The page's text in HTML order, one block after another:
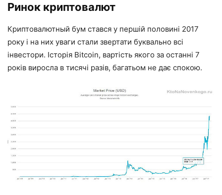
Ринок криптовалют
Криптовалютный бум стався у першій половині 2017
року і на них уваги стали звертати буквально всі
інвестори. Історія Bitcoin, вартість якого за останні 7
років виросла в тисячі разів, багатьом не дає спокою.